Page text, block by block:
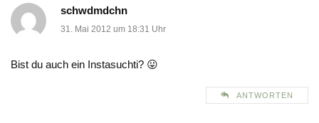
schwdmdchn
31. Mai 2012 um 18:31 Uhr
Bist du auch ein Instasuchti? 😛
ANTWORTEN